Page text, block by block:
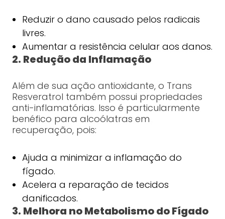
Reduzir o dano causado pelos radicais
livres.
Aumentar a resistência celular aos danos.
2. Redução da Inflamação
Além de sua ação antioxidante, o Trans
Resveratrol também possui propriedades
anti-inflamatórias. Isso é particularmente
benéfico para alcoólatras em
recuperação, pois:
Ajuda a minimizar a inflamação do
fígado.
Acelera a reparação de tecidos
danificados.
3. Melhora no Metabolismo do Fígado